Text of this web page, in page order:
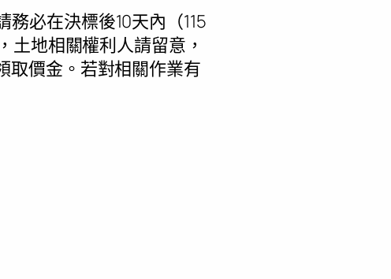
必在決標後10天內（115
土地相關權利人請留意，
取價金。若對相關作業有